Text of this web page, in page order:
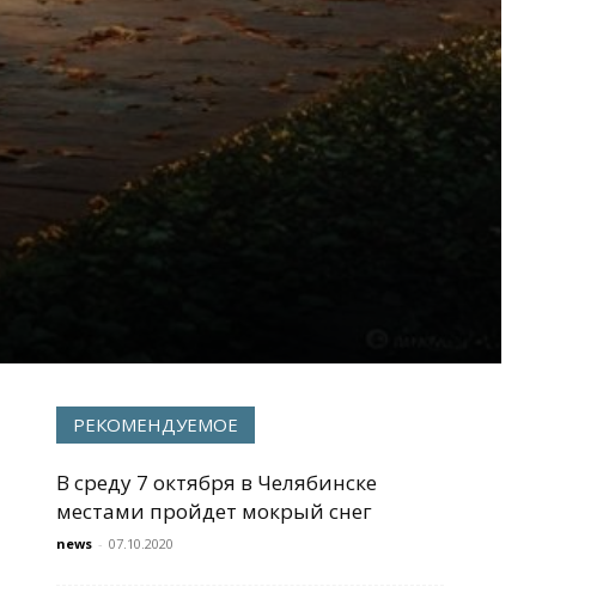
РЕКОМЕНДУЕМОЕ
В среду 7 октября в Челябинске
местами пройдет мокрый снег
news - 07.10.2020